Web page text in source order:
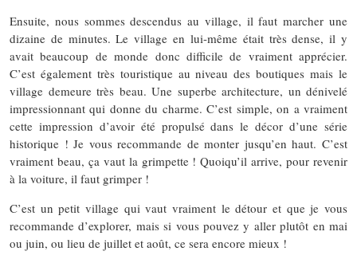
Ensuite, nous sommes descendus au village, il faut marcher une
dizaine de minutes. Le village en lui-même était très dense, il y
avait beaucoup de monde donc difficile de vraiment apprécier.
C’est également très touristique au niveau des boutiques mais le
village demeure très beau. Une superbe architecture, un dénivelé
impressionnant qui donne du charme. C’est simple, on a vraiment
cette impression d’avoir été propulsé dans le décor d’une série
historique ! Je vous recommande de monter jusqu’en haut. C’est
vraiment beau, ça vaut la grimpette ! Quoiqu’il arrive, pour revenir
à la voiture, il faut grimper !
C’est un petit village qui vaut vraiment le détour et que je vous
recommande d’explorer, mais si vous pouvez y aller plutôt en mai
ou juin, ou lieu de juillet et août, ce sera encore mieux !